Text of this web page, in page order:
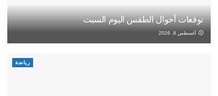
توقعات أحوال الطقس اليوم السبت
أغسطس 8, 2026
رياضة